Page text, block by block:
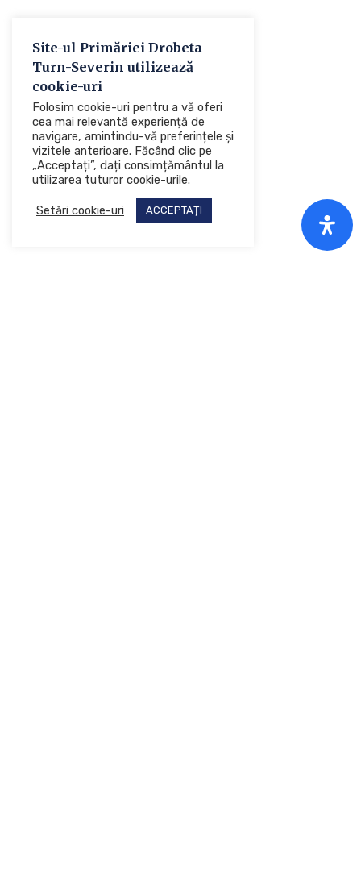
Site-ul Primăriei Drobeta
Turn-Severin utilizează
cookie-uri
Folosim cookie-uri pentru a vă oferi
cea mai relevantă experiență de
navigare, amintindu-vă preferințele și
vizitele anterioare. Făcând clic pe
„Acceptați”, dați consimțământul la
utilizarea tuturor cookie-urile.
Setări cookie-uri ACCEPTAȚI